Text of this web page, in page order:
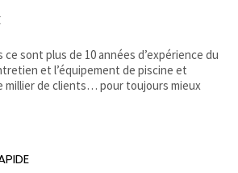
ce sont plus de 10 années d’expérience du
et l’équipement de piscine et
millier de clients… pour toujours mieux